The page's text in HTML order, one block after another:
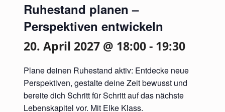
Ruhestand planen –
Perspektiven entwickeln
20. April 2027 @ 18:00- 19:30
Plane deinen Ruhestand aktiv: Entdecke neue
Perspektiven, gestalte deine Zeit bewusst und
bereite dich Schritt für Schritt auf das nächste
Lebenskapitel vor. Mit Elke Klass.